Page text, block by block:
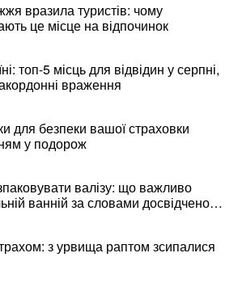
вразила туристів: чому
це місце на відпочинок
топ-5 місць для відвідин у серпні,
враження
для безпеки вашої страховки
у подорож
валізу: що важливо
ванній за словами досвідченої
з урвища раптом зсипалися